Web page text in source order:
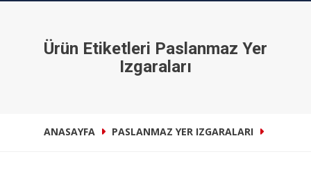
Ürün Etiketleri Paslanmaz Yer
Izgaraları
ANASAYFA PASLANMAZ YER IZGARALARI